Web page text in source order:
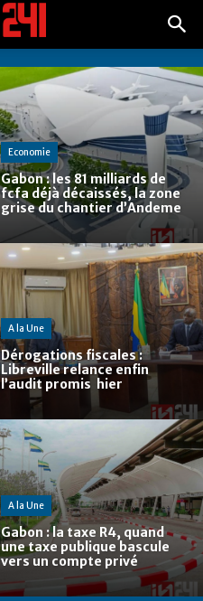
Economie
Gabon : les 81 milliards de
fcfa déjà décaissés, la zone
grise du chantier d’Andeme
A la Une
Dérogations fiscales :
Libreville relance enfin
l’audit promis hier
A la Une
Gabon : la taxe R4, quand
une taxe publique bascule
vers un compte privé